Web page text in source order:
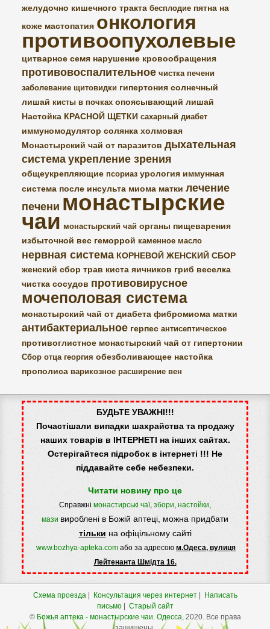
желудочно кишечного тракта бесплодие пятна на
коже мастопатия онкология
противоопухолевые
цитварное семя нарушение кровообращения
противовоспалительное чистка печени
заболевание щитовидки гипертония солнечный
лишай кисты в почках опоясывающий лишай
Настойка КРАСНОЙ ЩЕТКИ сахарный диабет
иммуномодулятор солянка холмовая
Монастырский чай от паразитов дыхательная
система укрепление зрения
общеукрепляющие псориаз урология иммунная
система после инсульта миома матки лечение
печени монастырские
чаи монастырский чай органы пищеварения
избыточной вес геморрой каменное масло
нервная система КОРНЕВОЙ ЖЕНСКИЙ СБОР
женский сбор трав киста яичников гриб веселка
чистка сосудов противовирусное
мочеполовая система
монастырский чай от диабета фибромиома матки
антибактериальное герпес антисептическое
противоглистное монастырский чай от гипертонии
Сбор отца георгия обезболивающее настойка
прополиса варикозное расширение вен
БУДЬТЕ УВАЖНІ!!!
Почастішали випадки шахрайства та продажу
наших товарів в ІНТЕРНЕТІ на інших сайтах.
Остерігайтеся підробок в інтернеті !!! Не
піддавайте себе небезпеки.
Читати новину про це
Справжні монастирські чаї, збори настойки
мази вироблені в Божій аптеці, можна придбати
тільки на офіцільному сайті
www.bozhya-apteka.com або за адресою м.Одеса, вулиця
Лейтенанта Шмідта 16.
Схема проезда | Консультация через интернет| Написать
письмо| Старый сайт
© Божья аптека - монастырские чаи. Одесса , 2020. Все права